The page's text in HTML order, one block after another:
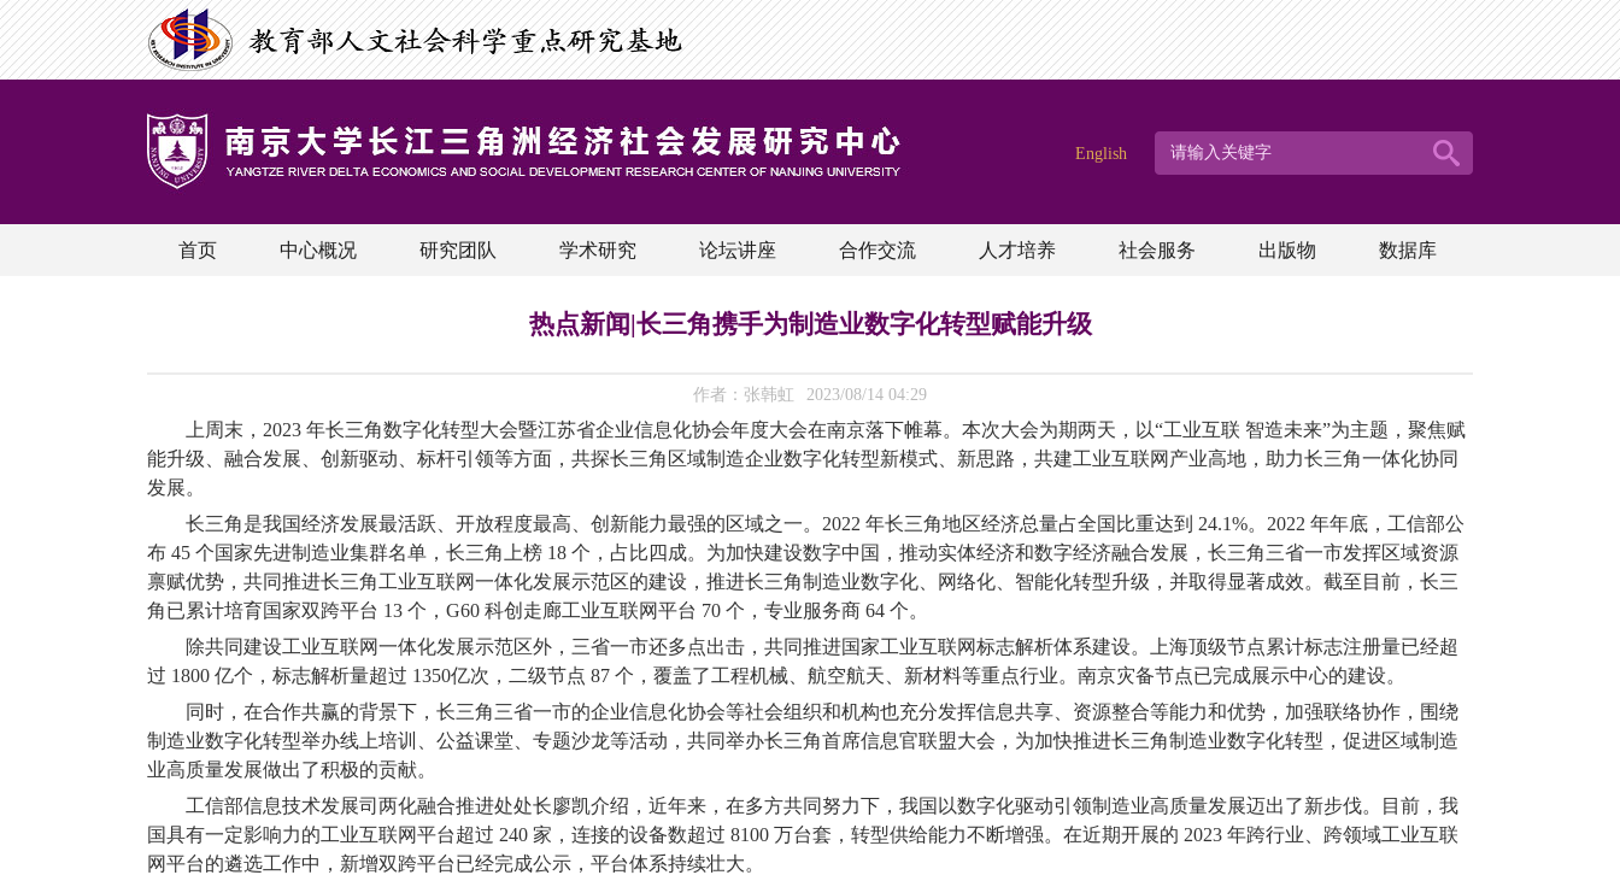
English
首页 中心概况 研究团队 学术研究 论坛讲座 合作交流 人才培养 社会服务 出版物 数据库
热点新闻|长三角携手为制造业数字化转型赋能升级
作者：张韩虹 2023/08/14 04:29
上周末， 2023 年长三角数字化转型大会暨江苏省企业信息化协会年度大会在南京落下帷幕。本次大会为期两天，以“工业互联 智造未来”为主题，聚焦赋
能升级、融合发展、创新驱动、标杆引领等方面，共探长三角区域制造企业数字化转型新模式、新思路，共建工业互联网产业高地，助力长三角一体化协同
发展。
长三角是我国经济发展最活跃、开放程度最高、创新能力最强的区域之一。 2022 年长三角地区经济总量占全国比重达到 24.1%。 2022 年年底，工信部公
布 45 个国家先进制造业集群名单，长三角上榜 18 个，占比四成。为加快建设数字中国，推动实体经济和数字经济融合发展，长三角三省一市发挥区域资源
禀赋优势，共同推进长三角工业互联网一体化发展示范区的建设，推进长三角制造业数字化、网络化、智能化转型升级，并取得显著成效。截至目前，长三
角已累计培育国家双跨平台 13 个， G60 科创走廊工业互联网平台 70 个，专业服务商 64 个。
除共同建设工业互联网一体化发展示范区外，三省一市还多点出击，共同推进国家工业互联网标志解析体系建设。上海顶级节点累计标志注册量已经超
过 1800 亿个，标志解析量超过 1350亿次，二级节点 87 个，覆盖了工程机械、航空航天、新材料等重点行业。南京灾备节点已完成展示中心的建设。
同时，在合作共赢的背景下，长三角三省一市的企业信息化协会等社会组织和机构也充分发挥信息共享、资源整合等能力和优势，加强联络协作，围绕
制造业数字化转型举办线上培训、公益课堂、专题沙龙等活动，共同举办长三角首席信息官联盟大会，为加快推进长三角制造业数字化转型，促进区域制造
业高质量发展做出了积极的贡献。
工信部信息技术发展司两化融合推进处处长廖凯介绍，近年来，在多方共同努力下，我国以数字化驱动引领制造业高质量发展迈出了新步伐。目前，我
国具有一定影响力的工业互联网平台超过 240 家，连接的设备数超过 8100 万台套，转型供给能力不断增强。在近期开展的 2023 年跨行业、跨领域工业互联
网平台的遴选工作中，新增双跨平台已经完成公示，平台体系持续壮大。